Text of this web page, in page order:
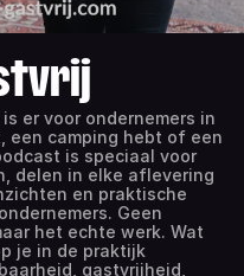
er voor ondernemers in
een camping hebt of een
is speciaal voor
delen in elke aflevering
en praktische
Geen
het echte werk. Wat
je in de praktijk
gastvrijheid,